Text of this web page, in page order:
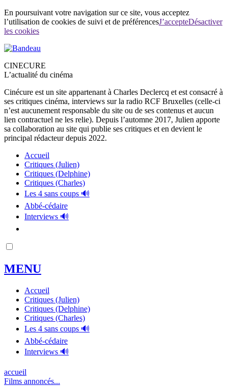
En poursuivant votre navigation sur ce site, vous acceptez
l’utilisation de cookies de suivi et de préférencesJ’accepteDésactiver
les cookies
CINECURE
L’actualité du cinéma
Cinécure est un site appartenant à Charles Declercq et est consacré à
ses critiques cinéma, interviews sur la radio RCF Bruxelles (celle-ci
n’est aucunement responsable du site ou de ses contenus et aucun
lien contractuel ne les relie). Depuis l’automne 2017, Julien apporte
sa collaboration au site qui publie ses critiques et en devient le
principal rédacteur depuis 2022.
Accueil
Critiques (Julien)
Critiques (Delphine)
Critiques (Charles)
Les 4 sans coups 🔊
Abbé-cédaire
Interviews 🔊
MENU
Accueil
Critiques (Julien)
Critiques (Delphine)
Critiques (Charles)
Les 4 sans coups 🔊
Abbé-cédaire
Interviews 🔊
accueil
Films annoncés...